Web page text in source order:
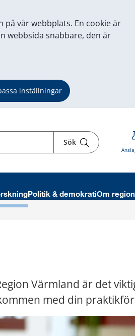
vår webbplats. En cookie är
webbsida snabbare, den är
inställningar
Sök
Politik & demokratiOm
Värmland är det
med din